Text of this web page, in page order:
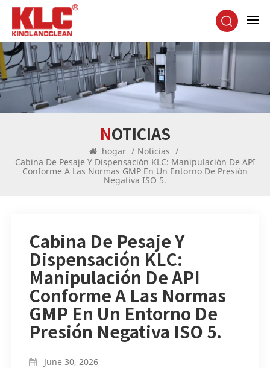
NOTICIAS
hogar / Noticias /
Cabina De Pesaje Y Dispensación KLC: Manipulación De API
Conforme A Las Normas GMP En Un Entorno De Presión
Negativa ISO 5.
Cabina De Pesaje Y
Dispensación KLC:
Manipulación De API
Conforme A Las Normas
GMP En Un Entorno De
Presión Negativa ISO 5.
June 30, 2026